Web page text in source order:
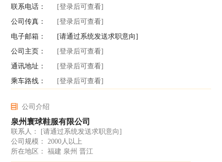
联系电话：
[登录后可查看]
公司传真：
[登录后可查看]
电子邮箱：
[请通过系统发送求职意向]
公司主页：
[登录后可查看]
通讯地址：
[登录后可查看]
乘车路线：
[登录后可查看]
公司介绍
泉州寰球鞋服有限公司
联系人：
[请通过系统发送求职意向]
公司规模： 2000人以上
所在地区： 福建 泉州 晋江